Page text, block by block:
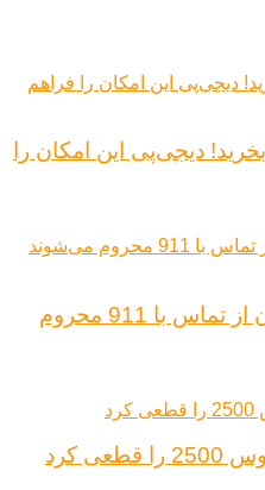
دیجی‌پی این امکان را
باگ خطرناک پیکسل؛ کاربران از تماس با 911 محروم
کرد